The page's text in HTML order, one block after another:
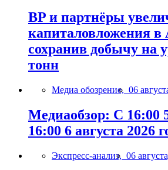
BP и партнёры
капиталовложения
сохранив добычу на
тонн
Медиа обозрение, 06
Медиаобзор: С 16:00
16:00 6 августа 2026
Экспресс-анализ, 06